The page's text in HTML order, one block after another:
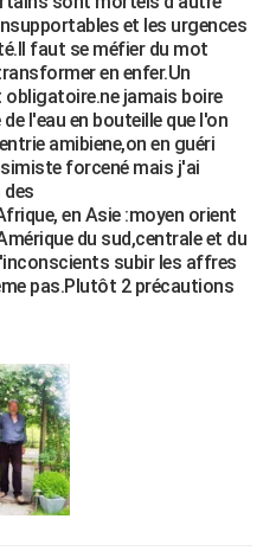
et les urgences
faut se méfier du mot
en enfer.Un
jamais boire
l'eau en bouteille que l'on
amibiene,on en guéri
forcené mais j'ai
des
en Asie :moyen orient
du sud,centrale et du
subir les affres
pas.Plutôt 2 précautions